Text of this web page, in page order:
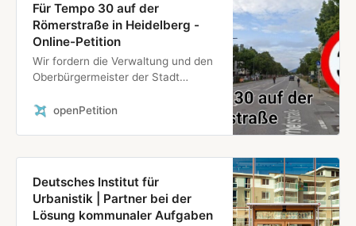
Für Tempo 30 auf der
Römerstraße in Heidelberg -
Online-Petition
Wir fordern die Verwaltung und den
Oberbürgermeister der Stadt
Höchstgeschwindigkeit auf der
beschränken.
openPetition
Deutsches Institut für
Urbanistik | Partner bei der
Lösung kommunaler Aufgaben